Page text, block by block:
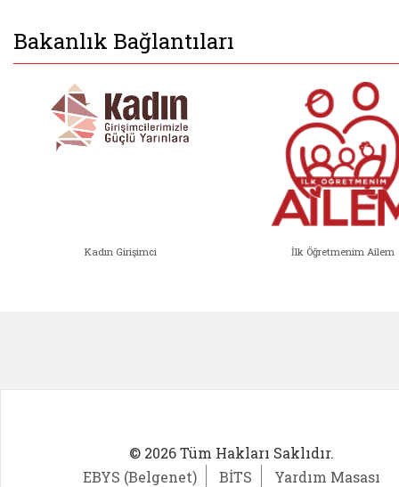
Bakanlık Bağlantıları
Kadın Girişimci İlk Öğretmenim Ailem
© 2026 Tüm Hakları Saklıdır.
EBYS (Belgenet)
BİTS Yardım Masası